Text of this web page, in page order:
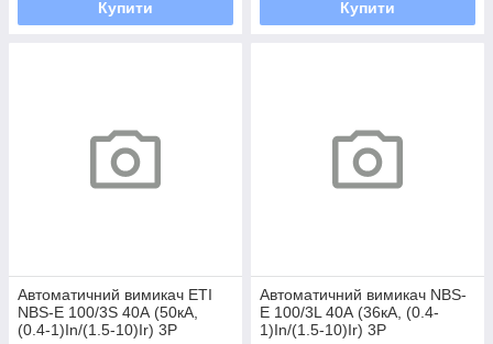
Купити Купити
Автоматичний вимикач ETI
NBS-E 100/3S 40А (50кА,
(0.4-1)In/(1.5-10)Ir) 3P
Автоматичний вимикач NBS-
E 100/3L 40А (36кА, (0.4-
1)In/(1.5-10)Ir) 3P